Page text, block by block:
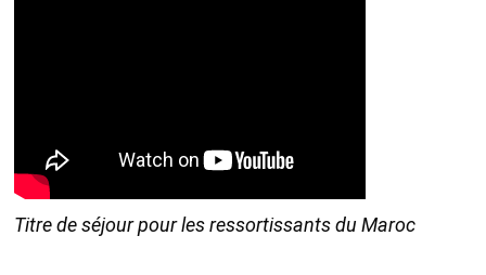
Titre de séjour pour les ressortissants du Maroc